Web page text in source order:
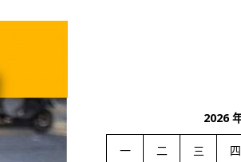
2026
一 二 三 四